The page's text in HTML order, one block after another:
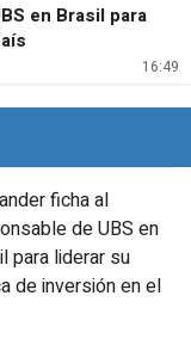
16:49
en Brasil para
ficha al
de UBS en
para liderar su
de inversión en el